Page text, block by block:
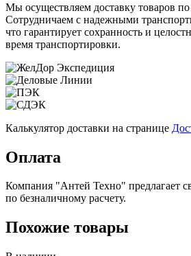
Мы осуществляем доставку товаров по
Сотрудничаем с надежными
что гарантирует сохранность и
время транспортировки.
Калькулятор доставки на странице
Оплата
Компания "Антей Техно" предлагает
по безналичному расчету.
Похожие товары